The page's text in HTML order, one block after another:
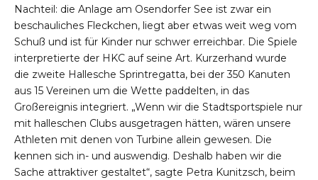
Nachteil: die Anlage am Osendorfer See ist zwar ein
beschauliches Fleckchen, liegt aber etwas weit weg vom
Schuß und ist für Kinder nur schwer erreichbar. Die Spiele
interpretierte der HKC auf seine Art. Kurzerhand wurde
die zweite Hallesche Sprintregatta, bei der 350 Kanuten
aus 15 Vereinen um die Wette paddelten, in das
Großereignis integriert. „Wenn wir die Stadtsportspiele nur
mit halleschen Clubs ausgetragen hätten, wären unsere
Athleten mit denen von Turbine allein gewesen. Die
kennen sich in- und auswendig. Deshalb haben wir die
Sache attraktiver gestaltet“, sagte Petra Kunitzsch, beim